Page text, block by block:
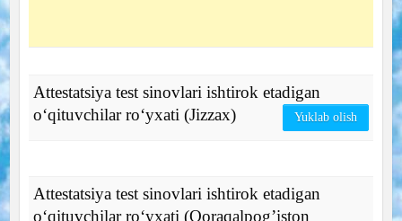
Attestatsiya test sinovlari ishtirok etadigan
o‘qituvchilar ro‘yxati (Jizzax)
Yuklab olish
Attestatsiya test sinovlari ishtirok etadigan
o‘qituvchilar ro‘yxati (Qoraqalpog’iston